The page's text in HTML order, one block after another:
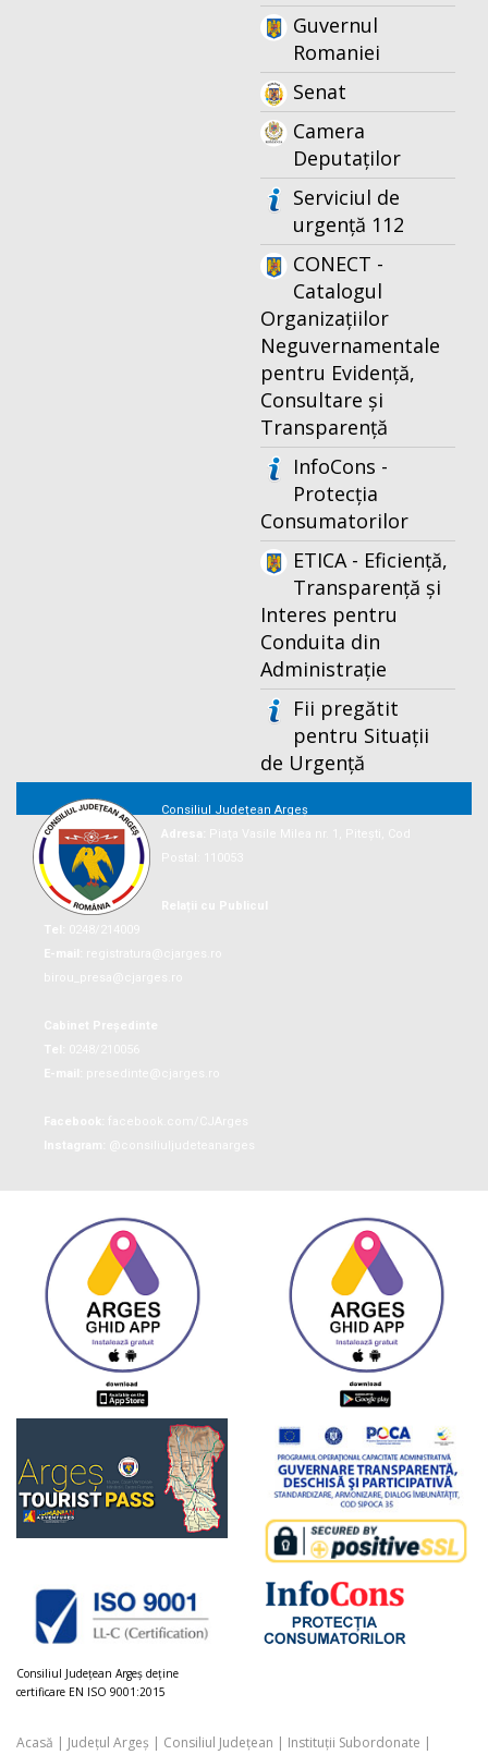
Guvernul
Romaniei
Senat
Camera
Deputaților
Serviciul de
urgență 112
CONECT -
Catalogul
Organizațiilor
Neguvernamentale
pentru Evidență,
Consultare și
Transparență
InfoCons -
Protecția
Consumatorilor
ETICA - Eficiență,
Transparență și
Interes pentru
Conduita din
Administrație
Fii pregătit
pentru Situații
de Urgență
Consiliul Județean Argeș
Consiliul Judeţean Argeș deţine
certificare EN ISO 9001:2015
Acasă | Județul Argeș | Consiliul Județean | Instituții Subordonate |